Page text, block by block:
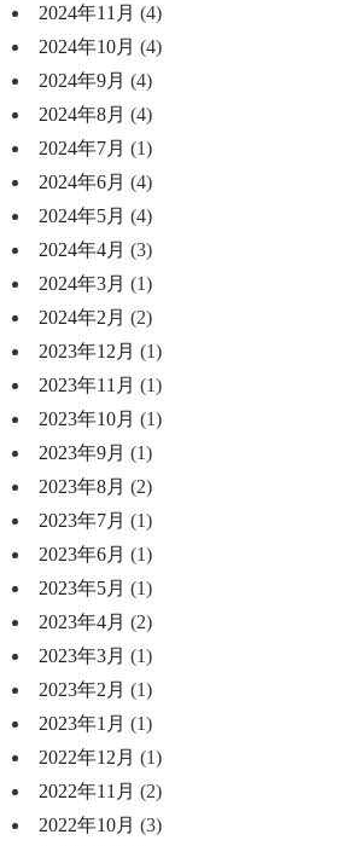
2024年11月 (4)
2024年10月 (4)
2024年9月 (4)
2024年8月 (4)
2024年7月 (1)
2024年6月 (4)
2024年5月 (4)
2024年4月 (3)
2024年3月 (1)
2024年2月 (2)
2023年12月 (1)
2023年11月 (1)
2023年10月 (1)
2023年9月 (1)
2023年8月 (2)
2023年7月 (1)
2023年6月 (1)
2023年5月 (1)
2023年4月 (2)
2023年3月 (1)
2023年2月 (1)
2023年1月 (1)
2022年12月 (1)
2022年11月 (2)
2022年10月 (3)